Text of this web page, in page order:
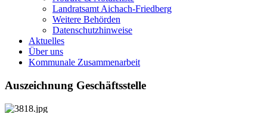
Landratsamt Aichach-Friedberg
Weitere Behörden
Datenschutzhinweise
Aktuelles
Über uns
Kommunale Zusammenarbeit
Auszeichnung Geschäftsstelle